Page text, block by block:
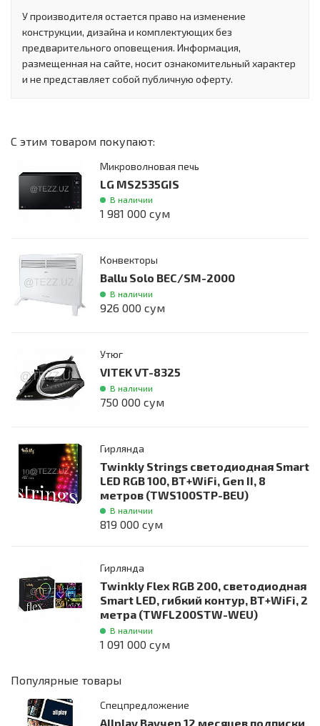
У производителя остается право на изменение
конструкции, дизайна и комплектующих без
предварительного оповещения. Информация,
размещенная на сайте, носит ознакомительный характер
и не представляет собой публичную оферту.
С этим товаром покупают:
Микроволновая печь
LG MS2535GIS
В наличии
1 981 000 сум
Конвекторы
Ballu Solo BEC/SM-2000
В наличии
926 000 сум
Утюг
VITEK VT-8325
В наличии
750 000 сум
Гирлянда
Twinkly Strings светодиодная Smart
LED RGB 100, BT+WiFi, Gen II, 8
метров (TWS100STP-BEU)
В наличии
819 000 сум
Гирлянда
Twinkly Flex RGB 200, светодиодная
Smart LED, гибкий контур, BT+WiFi, 2
метра (TWFL200STW-WEU)
В наличии
1 091 000 сум
Популярные товары
Спецпредложение
Allplay Ваучер 12 месяцев подписки